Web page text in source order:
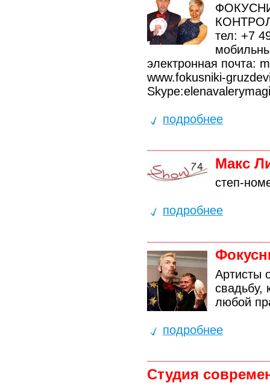
тел: +7
электронная почта:
www.fokusniki-
подробнее
Макс
степ-
подробнее
Артисты
свадьбу,
любой
подробнее
Студия